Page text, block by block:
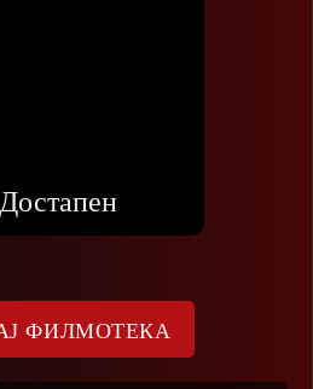
Достапен